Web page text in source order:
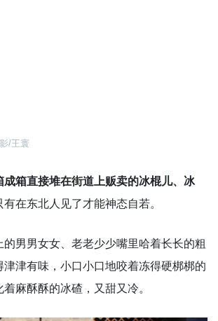
/王寰
成箱直接堆在街道上贩卖的冰棍儿、冰
有在东北人见了才能神态自若。
的男男女女、老老少少嘴里哈着长长的粗
津津有味，小口小口地咬着冻得硬梆梆的
麻酥酥的冰碴，又甜又冷。